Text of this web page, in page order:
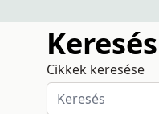
Keresés
Cikkek keresése